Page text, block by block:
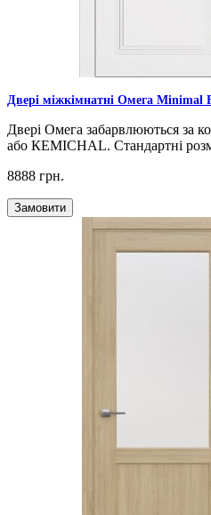
Двері міжкімнатні Омега Minimal
Двері Омега забарвлюються за
або КEMICHAL. Стандартні
8888 грн.
Замовити